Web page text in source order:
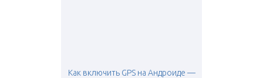
Как включить GPS на Андроиде —